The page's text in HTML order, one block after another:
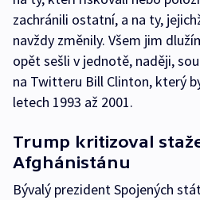
zachránili ostatní, a na ty,
navždy změnily. Všem jim
opět sešli v jednotě, naději,
na Twitteru Bill Clinton, který
letech 1993 až 2001.
Trump kritizoval
Afghánistánu
Bývalý prezident Spojených